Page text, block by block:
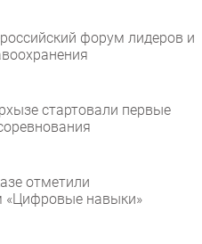
форум лидеров и
стартовали первые
отметили
«Цифровые навыки»